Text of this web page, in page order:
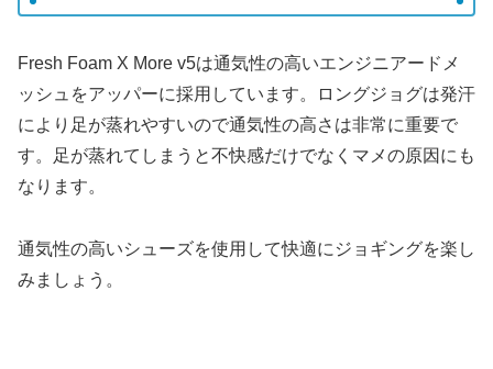
Fresh Foam X More v5は通気性の高いエンジニアードメ
ッシュをアッパーに採用しています。ロングジョグは発汗
により足が蒸れやすいので通気性の高さは非常に重要で
す。足が蒸れてしまうと不快感だけでなくマメの原因にも
なります。
通気性の高いシューズを使用して快適にジョギングを楽し
みましょう。